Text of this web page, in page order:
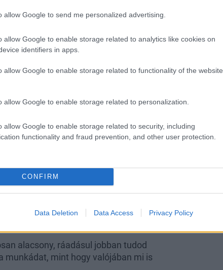
allow Google to send me personalized advertising.
allow Google to enable storage related to analytics like cookies on
identifiers in apps.
allow Google to enable storage related to functionality of the website
allow Google to enable storage related to personalization.
allow Google to enable storage related to security, including
functionality and fraud prevention, and other user protection.
CONFIRM
Data Deletion Data Access Privacy Policy
csalódás, de a mai
kapcsolatos kétségeidet
a számításaidat,
eszedbe se jusson idegent
lehetsz, utazáskor meglophatnak,
tervezned, s nem szabad
aki arra figyelmeztet, hogy céged
vállalsz, amelyek nem hoznak
alacsony, ráadásul jobban tudod
munkádat, mint hogy valójában mi is